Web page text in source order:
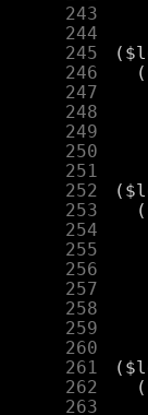
    243
    244
    245
    246
    247
    248
    249
    250
    251
    252
    253
    254
    255
    256
    257
    258
    259
    260
    261
    262
    263